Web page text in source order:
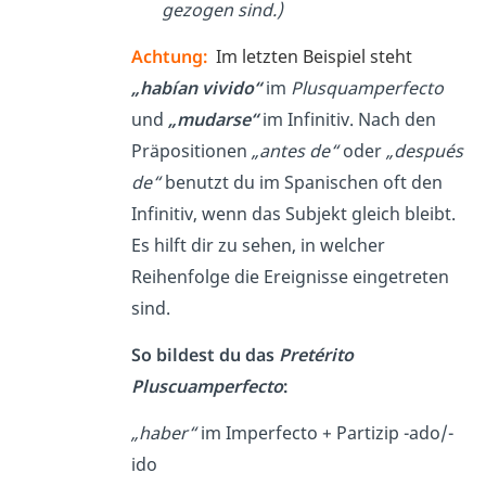
gezogen sind.)
Achtung: Im letzten Beispiel steht
„habían vivido“im Plusquamperfecto
und „mudarse“im Infinitiv. Nach den
Präpositionen „antes de“oder„después
de“benutzt du im Spanischen oft den
Infinitiv, wenn das Subjekt gleich bleibt.
Es hilft dir zu sehen, in welcher
Reihenfolge die Ereignisse eingetreten
sind.
So bildest du das Pretérito
Pluscuamperfecto:
„haber“im Imperfecto + Partizip -ado/-
ido